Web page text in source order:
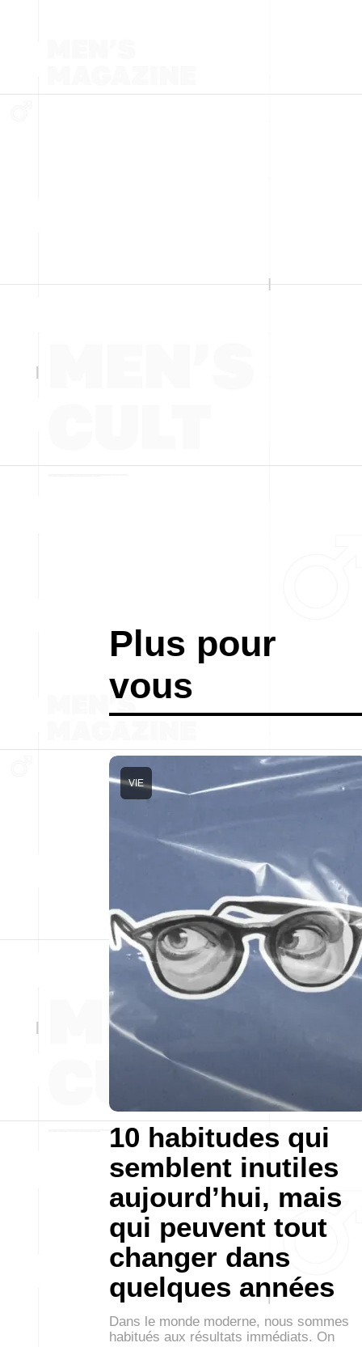
Plus pour
vous
10 habitudes qui
semblent inutiles
aujourd’hui, mais
qui peuvent tout
changer dans
quelques années
VIE
Dans le monde moderne, nous sommes
habitués aux résultats immédiats. On